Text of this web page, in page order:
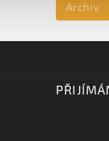
Archiv